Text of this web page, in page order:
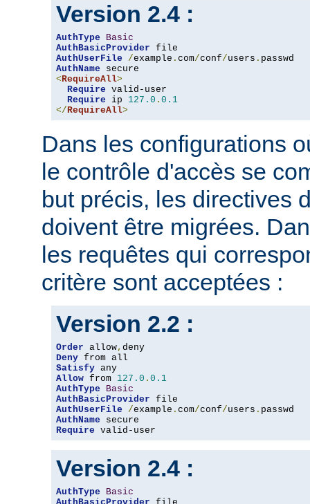
Version 2.4 :
AuthType
Basic
AuthBasicProvider
AuthUserFile
/example . com/conf/users .
AuthName
<RequireAll>
Require valid-user
Require ip 127.0 . 0.1
</RequireAll>
Dans les configurations
le contrôle d'accès se
but précis, les directives
doivent être migrées.
les requêtes qui
critère sont acceptées :
Version 2.2 :
Order allow,
Deny
Satisfy
Allow from 127.0 . 0.1
AuthType
Basic
AuthBasicProvider
AuthUserFile
/example . com/conf/users .
AuthName
Require valid-user
Version 2.4 :
AuthType
Basic